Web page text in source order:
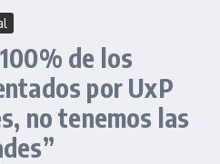
de los
por UxP
no tenemos las